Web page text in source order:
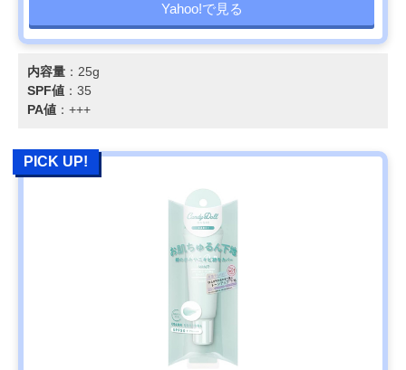
Yahoo!で見る
内容量 ：25g
SPF値 ：35
PA値 ：+++
PICK UP!